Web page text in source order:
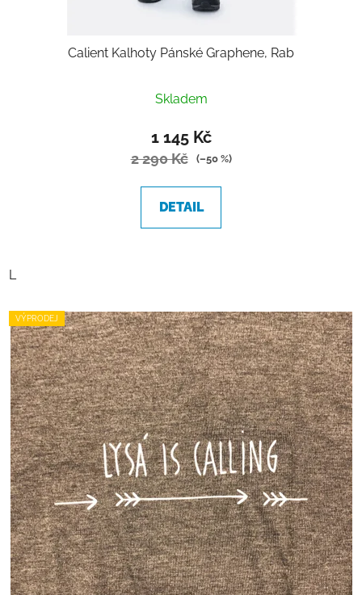
Calient Kalhoty Pánské Graphene, Rab
hodnocení
produktu
je
5
Skladem
1 145 Kč
2 290 Kč (–50 %)
DETAIL
L
VÝPRODEJ